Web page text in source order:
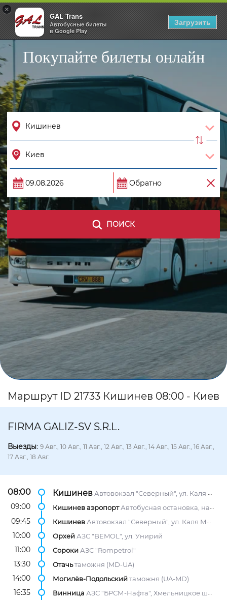
Покупайте билеты онлайн
ПОИСК
Маршрут ID 21733 Кишинев 08:00 - Киев
FIRMA GALIZ-SV S.R.L.
Выезды: 9 Авг., 10 Авг., 11 Авг., 12 Авг., 13 Авг., 14 Авг., 15 Авг., 16 Авг.,
17 Авг., 18 Авг.
08:00 Кишинев Автовокзал "Северный", ул. Каля Мошилор, 2/1
09:00 Кишинев аэропорт Автобусная остановка, напротив АЗС "Лукойл"
09:45 Кишинев Автовокзал "Северный", ул. Каля Мошилор, 2/1
10:00 Орхей АЗС "BEMOL", ул. Унирий
11:00 Сороки АЗС "Rompetrol"
13:30 Отачьтаможня (MD-UA)
14:00 Могилёв-Подольскийтаможня (UA-MD)
16:35 Винница АЗС "БРСМ-Нафта", Хмельницкое шоссе, 114-И
×
GAL Trans
Автобусные билеты
в Google Play
Загрузить